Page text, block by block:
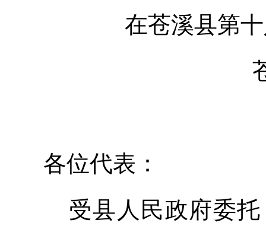
在苍溪县第
各位代表：
受县人民政府委